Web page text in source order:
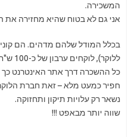
המשכירה.
אני גם לא בטוח שהיא מחזירה את
כל ההשכרה דרך אתר האינטרנט כך
חפיר כמעט מלא – זאת חברת
נשאר רק עלויות תיקון ותחזוקה.
שווה יותר מבאפט !!!